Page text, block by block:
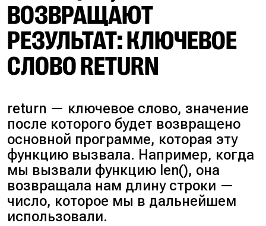
ВОЗВРАЩАЮТ
РЕЗУЛЬТАТ: КЛЮЧЕВОЕ
СЛОВО RETURN
return — ключевое слово, значение
после которого будет возвращено
основной программе, которая эту
функцию вызвала. Например, когда
мы вызвали функцию len(), она
возвращала нам длину строки —
число, которое мы в дальнейшем
использовали.